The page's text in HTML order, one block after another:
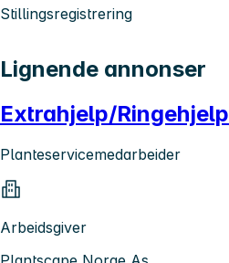
Stillingsregistrering
Lignende annonser
Extrahjelp/Ringehjelp
Planteservicemedarbeider
Arbeidsgiver